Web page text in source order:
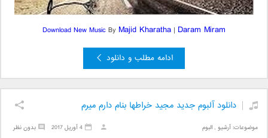
Download New MusicBy Majid Kharatha | Daram Miram
ادامه مطلب و دانلود
دانلود آلبوم جدید مجید خراطها بنام دارم میرم
موضوعات:آرشیو ,البوم بدون نظر 4 آوریل 2017